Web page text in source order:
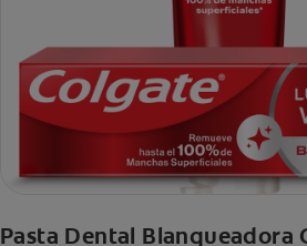
Pasta Dental Blanqueadora